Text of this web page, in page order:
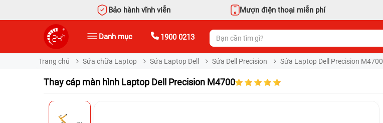
Bảo hành vĩnh viễn Mượn điện thoại miễn phí
Danh mục 1900 0213
Trang chủ Sửa chữa Laptop Sửa Laptop Dell Sửa Dell Precision Sửa Laptop Dell Precision M4700
Thay cáp màn hình Laptop Dell Precision M4700